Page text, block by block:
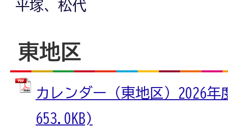
平塚、松代
東地区
カレンダー（東地区）2026
653.0KB)